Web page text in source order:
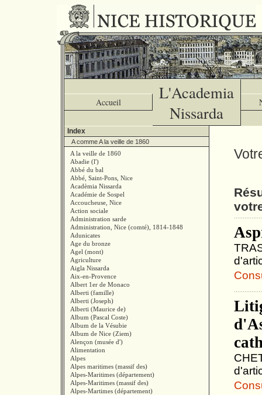
Accueil
L'Academia
Nissarda
Index
A comme A la veille de 1860
A la veille de 1860
Abadie (l')
Abbé du bal
Abbé, Saint-Pons, Nice
Acadèmia Nissarda
Académie de Sospel
Accoucheuse, Nice
Action sociale
Administration sarde
Administration, Nice (comté), 1814-1848
Adunicates
Age du bronze
Agel (mont)
Agriculture
Aigla Nissarda
Aix-en-Provence
Albert 1er de Monaco
Alberti (famille)
Alberti (Joseph)
Alberti (Maurice de)
Album (Pascal Coste)
Album de la Vésubie
Album de Nice (Ziem)
Alençon (musée d')
Alimentation
Alpes
Alpes maritimes (massif des)
Alpes-Maritimes (département)
Alpes-Maritimes (massif des)
Alpes-Martimes (département)